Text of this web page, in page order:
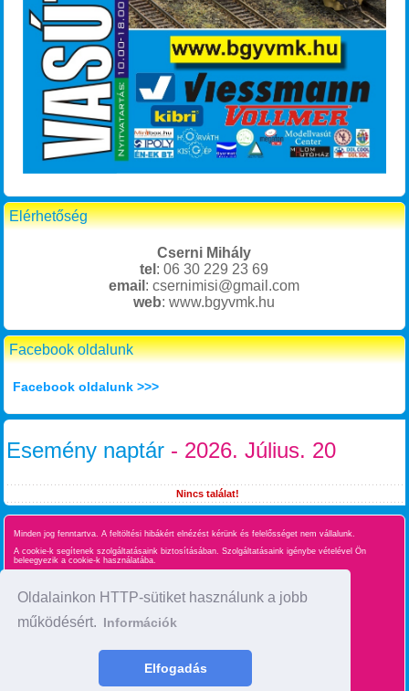
Oldalainkon HTTP-sütiket használunk a jobb
működésért. Információk
Elfogadás
Elérhetőség
Cserni Mihály
tel : 06 30 229 23 69
email : csernimisi@gmail.com
web: www.bgyvmk.hu
Facebook oldalunk
Facebook oldalunk >>>
Esemény naptár - 2026. Július. 20
Nincs találat!
Minden jog fenntartva. A feltöltési hibákért elnézést kérünk és felelősséget nem vállalunk.
A cookie-k segítenek szolgáltatásaink biztosításában. Szolgáltatásaink igénybe vételével Ön
beleegyezik a cookie-k használatába.
Oldaltérkép